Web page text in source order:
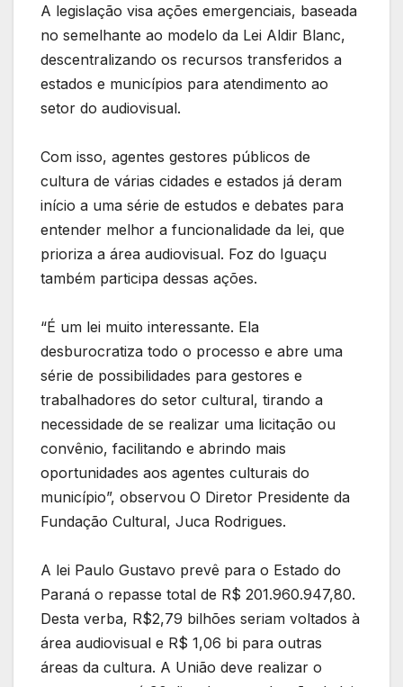
A legislação visa ações emergenciais, baseada
no semelhante ao modelo da Lei Aldir Blanc,
descentralizando os recursos transferidos a
estados e municípios para atendimento ao
setor do audiovisual.
Com isso, agentes gestores públicos de
cultura de várias cidades e estados já deram
início a uma série de estudos e debates para
entender melhor a funcionalidade da lei, que
prioriza a área audiovisual. Foz do Iguaçu
também participa dessas ações.
“É um lei muito interessante. Ela
desburocratiza todo o processo e abre uma
série de possibilidades para gestores e
trabalhadores do setor cultural, tirando a
necessidade de se realizar uma licitação ou
convênio, facilitando e abrindo mais
oportunidades aos agentes culturais do
município”, observou O Diretor Presidente da
Fundação Cultural, Juca Rodrigues.
A lei Paulo Gustavo prevê para o Estado do
Paraná o repasse total de R$ 201.960.947,80.
Desta verba, R$2,79 bilhões seriam voltados à
área audiovisual e R$ 1,06 bi para outras
áreas da cultura. A União deve realizar o